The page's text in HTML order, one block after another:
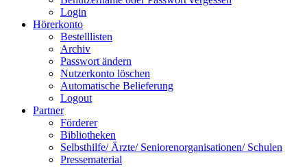
Login
Hörerkonto
Bestelllisten
Archiv
Passwort ändern
Nutzerkonto löschen
Automatische Belieferung
Logout
Partner
Förderer
Bibliotheken
Selbsthilfe/ Ärzte/ Seniorenorganisationen/ Schulen
Pressematerial